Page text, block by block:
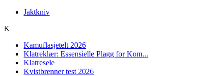
Jaktkniv
K
Kamuflasjetelt 2026
Klatreklær: Essensielle Plagg for Kom...
Klatresele
Kvistbrenner test 2026